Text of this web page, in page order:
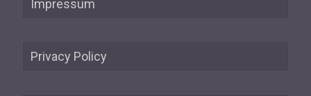
Impressum
Privacy Policy